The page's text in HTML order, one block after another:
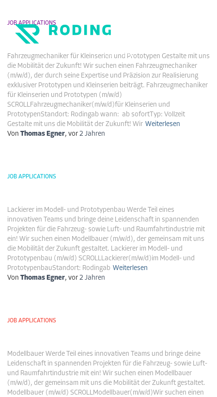
DE EN
JOB APPLICATIONS
Fahrzeugmechaniker
Fahrzeugmechaniker für Kleinserien und Prototypen Gestalte mit uns
die Mobilität der Zukunft! Wir suchen einen Fahrzeugmechaniker
(m/w/d), der durch seine Expertise und Präzision zur Realisierung
exklusiver Prototypen und Kleinserien beiträgt. Fahrzeugmechaniker
für Kleinserien und Prototypen (m/w/d)
SCROLLFahrzeugmechaniker(m/w/d)für Kleinserien und
PrototypenStandort: Rodingab wann: ab sofortTyp: Vollzeit
Gestalte mit uns die Mobilität der Zukunft! Wir Weiterlesen
Von Thomas Egner, vor 2 Jahren
JOB APPLICATIONS
Lackierer im Modell- und Prototypenbau Werde Teil eines
innovativen Teams und bringe deine Leidenschaft in spannenden
Projekten für die Fahrzeug- sowie Luft- und Raumfahrtindustrie mit
ein! Wir suchen einen Modellbauer (m/w/d), der gemeinsam mit uns
die Mobilität der Zukunft gestaltet. Lackierer im Modell- und
Prototypenbau (m/w/d) SCROLLLackierer(m/w/d)im Modell- und
PrototypenbauStandort: Rodingab Weiterlesen
Von Thomas Egner, vor 2 Jahren
JOB APPLICATIONS
Modellbauer Werde Teil eines innovativen Teams und bringe deine
Leidenschaft in spannenden Projekten für die Fahrzeug- sowie Luft-
und Raumfahrtindustrie mit ein! Wir suchen einen Modellbauer
(m/w/d), der gemeinsam mit uns die Mobilität der Zukunft gestaltet.
Modellbauer (m/w/d) SCROLLModellbauer(m/w/d)Wir suchen einen